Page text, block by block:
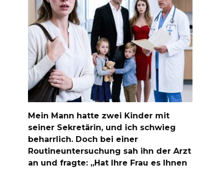
Mein Mann hatte zwei Kinder mit
seiner Sekretärin, und ich schwieg
beharrlich. Doch bei einer
Routineuntersuchung sah ihn der Arzt
an und fragte: „Hat Ihre Frau es Ihnen